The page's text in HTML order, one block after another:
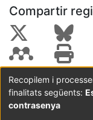
Compartir
Coordinació:CRAI UB Avís legal
subjectes a:
Recopilem i
finalitats següents:
contrasenya